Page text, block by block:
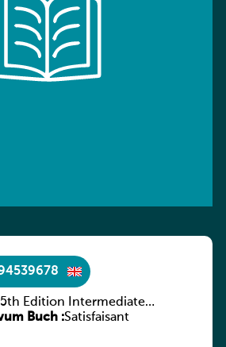
Edition Intermediate
without key
Buch :Satisfaisant